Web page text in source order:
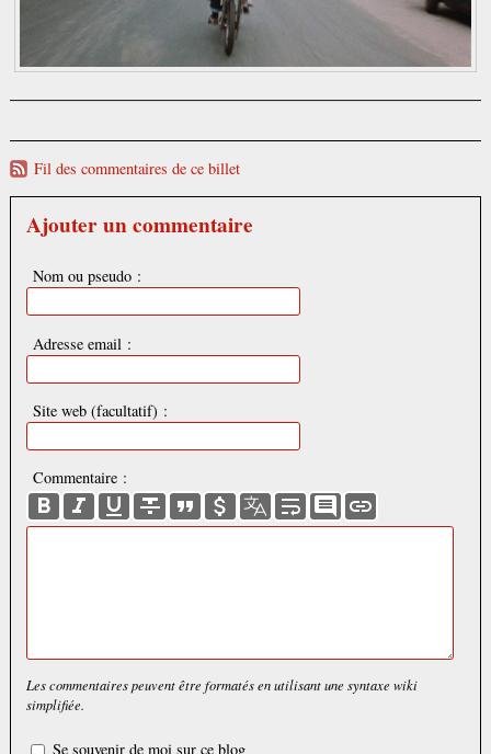
Fil des commentaires de ce billet
Ajouter un commentaire
Nom ou pseudo :
Adresse email :
Site web (facultatif) :
Commentaire :
Les commentaires peuvent être formatés en utilisant une syntaxe wiki
simplifiée.
Se souvenir de moi sur ce blog